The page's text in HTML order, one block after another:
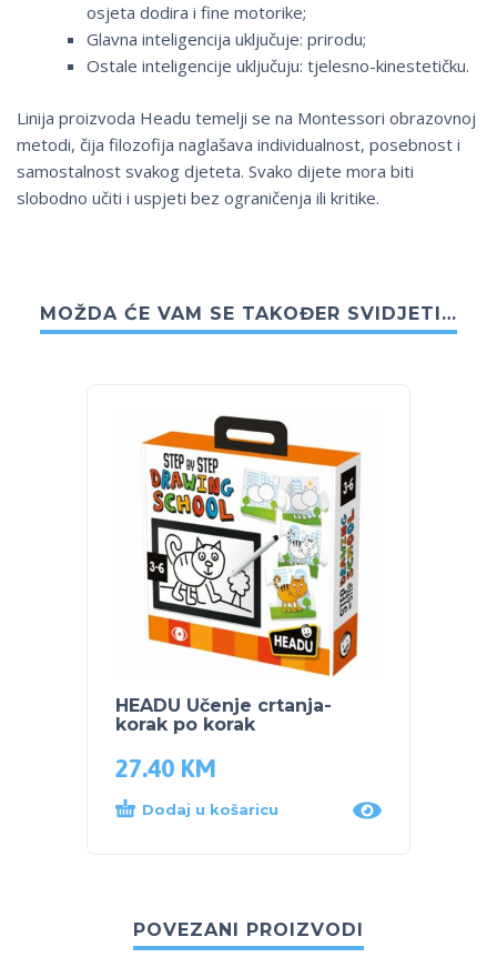
osjeta dodira i fine motorike;
Glavna inteligencija uključuje: prirodu;
Ostale inteligencije uključuju: tjelesno-kinestetičku.
Linija proizvoda Headu temelji se na Montessori obrazovnoj
metodi, čija filozofija naglašava individualnost, posebnost i
samostalnost svakog djeteta. Svako dijete mora biti
slobodno učiti i uspjeti bez ograničenja ili kritike.
MOŽDA ĆE VAM SE TAKOĐER SVIDJETI…
HEADU Učenje crtanja-
korak po korak
27.40 KM
Dodaj u košaricu
POVEZANI PROIZVODI